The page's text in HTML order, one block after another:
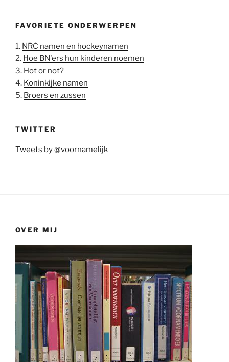
FAVORIETE ONDERWERPEN
1. NRC namen en hockeynamen
2. Hoe BN'ers hun kinderen noemen
3. Hot or not?
4. Koninkijke namen
5. Broers en zussen
TWITTER
Tweets by @voornamelijk
OVER MIJ